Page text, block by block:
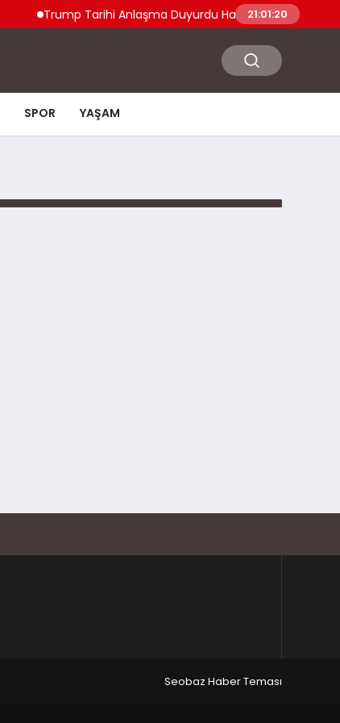
Trump Tarihi Anlaşma Duyurdu Hamas ve İslami
21:01:20
SPOR YAŞAM
Seobaz Haber Teması